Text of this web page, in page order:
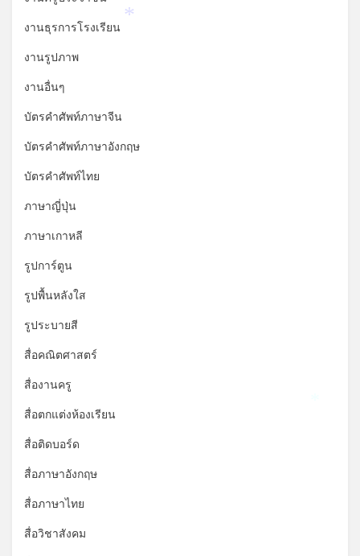
งานธุรการโรงเรียน
งานรูปภาพ
งานอื่นๆ
บัตรคำศัพท์ภาษาจีน
บัตรคำศัพท์ภาษาอังกฤษ
บัตรคำศัพท์ไทย
ภาษาญี่ปุ่น
ภาษาเกาหลี
รูปการ์ตูน
รูปพื้นหลังใส
รูประบายสี
สื่อคณิตศาสตร์
สื่องานครู
สื่อตกแต่งห้องเรียน
สื่อติดบอร์ด
สื่อภาษาอังกฤษ
สื่อภาษาไทย
สื่อวิชาสังคม